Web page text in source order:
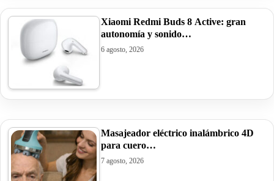
Xiaomi Redmi Buds 8 Active: gran
autonomía y sonido…
6 agosto, 2026
Masajeador eléctrico inalámbrico 4D
para cuero…
7 agosto, 2026